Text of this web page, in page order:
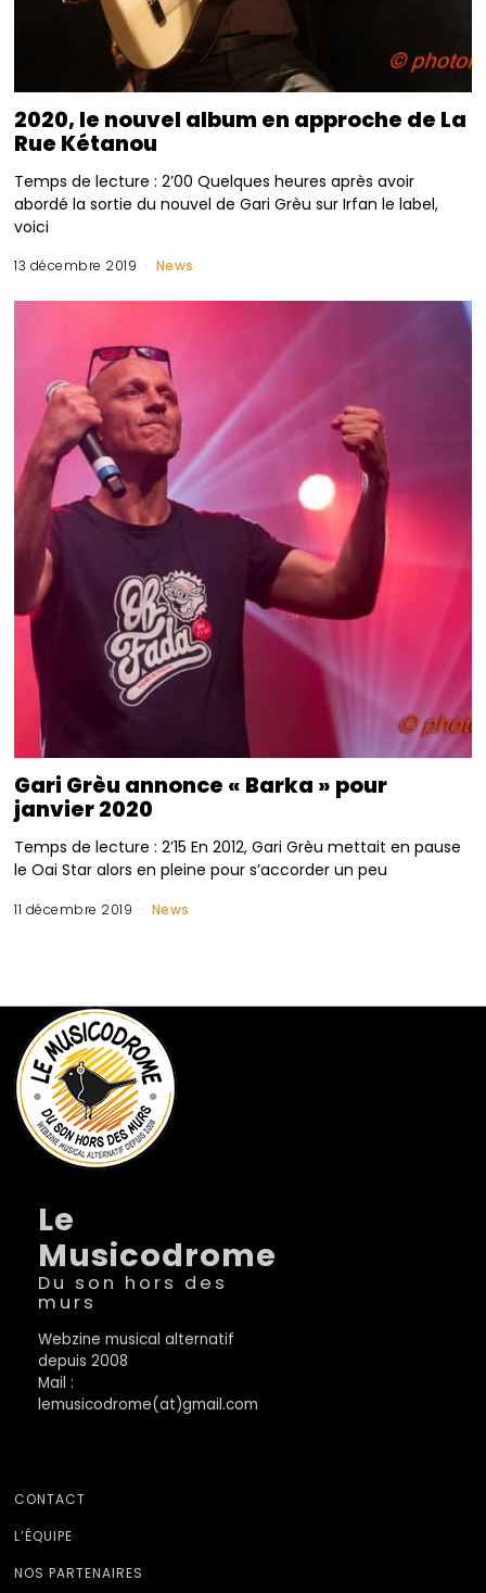
2020, le nouvel album en approche de La
Rue Kétanou
Temps de lecture : 2’00 Quelques heures après avoir
abordé la sortie du nouvel de Gari Grèu sur Irfan le label,
voici
13 décembre 2019 News
Gari Grèu annonce « Barka » pour
janvier 2020
Temps de lecture : 2’15 En 2012, Gari Grèu mettait en pause
le Oai Star alors en pleine pour s’accorder un peu
11 décembre 2019 News
Le
Musicodrome
Du son hors des
murs
Webzine musical alternatif
depuis 2008
Mail :
lemusicodrome(at)gmail.com
CONTACT
L’ÉQUIPE
NOS PARTENAIRES